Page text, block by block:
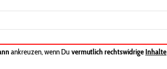
ankreuzen, wenn Du vermutlich rechtswidrige Inhalte